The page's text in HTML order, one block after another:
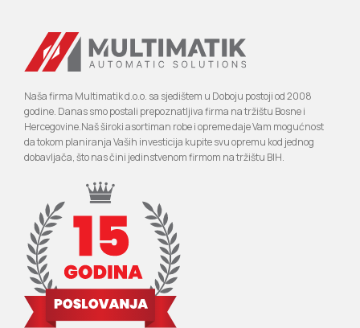
Naša firma Multimatik d.o.o. sa sjedištem u Doboju postoji od 2008
godine. Danas smo postali prepoznatljiva firma na tržištu Bosne i
Hercegovine.Naš široki asortiman robe i opreme daje Vam mogućnost
da tokom planiranja Vaših investicija kupite svu opremu kod jednog
dobavljača, što nas čini jedinstvenom firmom na tržištu BIH.